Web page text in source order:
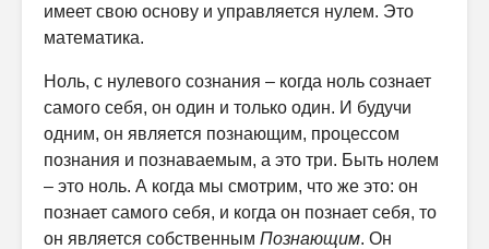
имеет свою основу и управляется нулем. Это
математика.
Ноль, с нулевого сознания – когда ноль сознает
самого себя, он один и только один. И будучи
одним, он является познающим, процессом
познания и познаваемым, а это три. Быть нолем
– это ноль. А когда мы смотрим, что же это: он
познает самого себя, и когда он познает себя, то
он является собственным Познающим. Он